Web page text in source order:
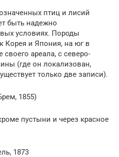
птиц и лисий
быть надежно
условиях. Породы
Корея и Япония, на юг в
ареала, с северо-
(где он локализован,
только две записи).
1855)
пустыни и через красное
1873